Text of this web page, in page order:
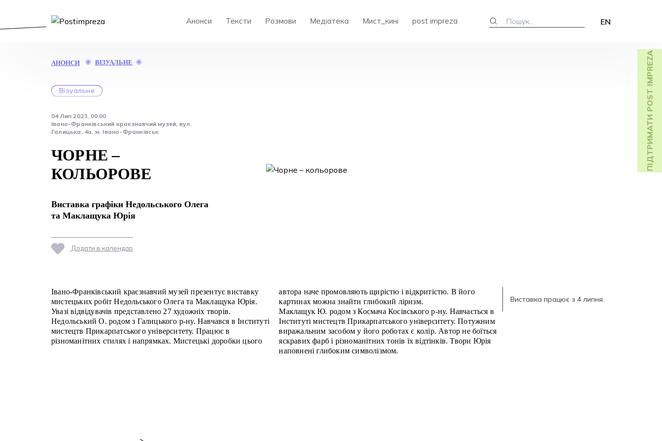
Анонси Тексти Розмови Медіатека Мист_кині post impreza EN
ПІДТРИМАТИ POST IMPREZA
АНОНСИ ВІЗУАЛЬНЕ
Візуальне
04 Лип 2023, 00:00
Івано-Франківський краєзнавчий музей, вул.
Галицька, 4а, м. Івано-Франківськ
ЧОРНЕ –
КОЛЬОРОВЕ
Виставка графіки Недольського Олега
та Маклащука Юрія
Додати в календар
Івано-Франківський краєзнавчий музей презентує виставку
мистецьких робіт Недольського Олега та Маклащука Юрія.
Увазі відвідувачів представлено 27 художніх творів.
Недольський О. родом з Галицького р-ну. Навчався в Інституті
мистецтв Прикарпатського університету. Працює в
різноманітних стилях і напрямках. Мистецькі доробки цього
автора наче промовляють щирістю і відкритістю. В його
картинах можна знайти глибокий ліризм.
Маклащук Ю. родом з Космача Косівського р-ну. Навчається в
Інституті мистецтв Прикарпатського університету. Потужним
виражальним засобом у його роботах є колір. Автор не боїться
яскравих фарб і різноманітних тонів їх відтінків. Твори Юрія
наповнені глибоким символізмом.
Виставка працює з 4 липня.